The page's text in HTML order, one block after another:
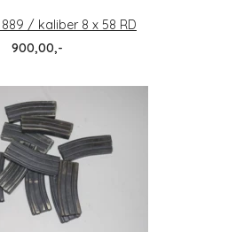
/ kaliber 8 x 58 RD
900,00,-